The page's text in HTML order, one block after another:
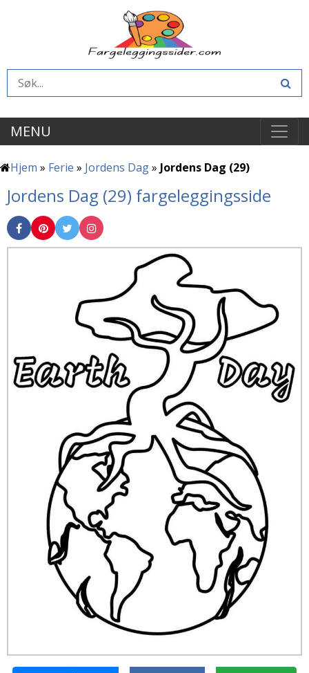
MENU
Hjem » Ferie » Jordens Dag» Jordens Dag (29)
Jordens Dag (29) fargeleggingsside